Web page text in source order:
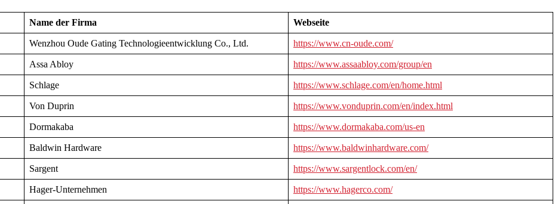
Name der Firma Webseite
Wenzhou Oude Gating Technologieentwicklung Co., Ltd. https://www.cn-oude.com/
Assa Abloy https://www.assaabloy.com/group/en
Schlage https://www.schlage.com/en/home.html
Von Duprin https://www.vonduprin.com/en/index.html
Dormakaba https://www.dormakaba.com/us-en
Baldwin Hardware https://www.baldwinhardware.com/
Sargent https://www.sargentlock.com/en/
Hager-Unternehmen https://www.hagerco.com/